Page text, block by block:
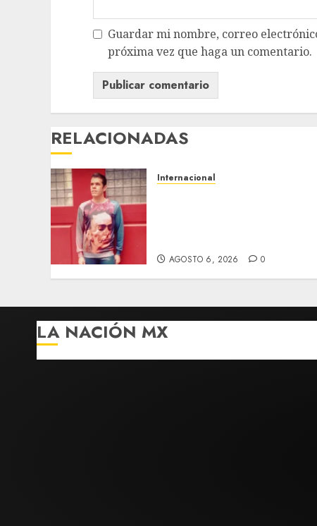
Guardar mi nombre, correo
próxima vez que haga un comentario.
RELACIONADAS
Internacional
AGOSTO 6, 2026 0
LA NACIÓN MX